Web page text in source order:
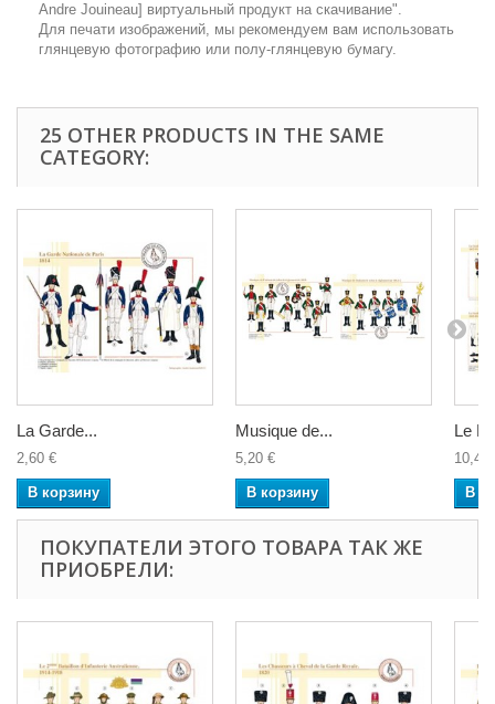
Аndre Jouineau] виртуальный продукт на скачивание".
Для печати изображений, мы рекомендуем вам использовать
глянцевую фотографию или полу-глянцевую бумагу.
25 OTHER PRODUCTS IN THE SAME
CATEGORY:
La Garde...
2,60 €
В корзину
Musique de...
5,20 €
В корзину
Le
10,40
В
ПОКУПАТЕЛИ ЭТОГО ТОВАРА ТАК ЖЕ
ПРИОБРЕЛИ: